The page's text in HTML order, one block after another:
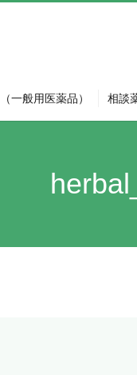
一般用医薬品） 相談